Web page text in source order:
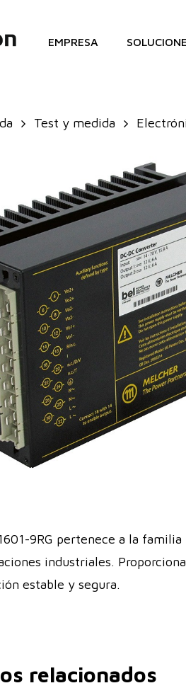
EMPRESA
Test y medida
9RG pertenece a la
industriales.
estable y segura.
relacionados